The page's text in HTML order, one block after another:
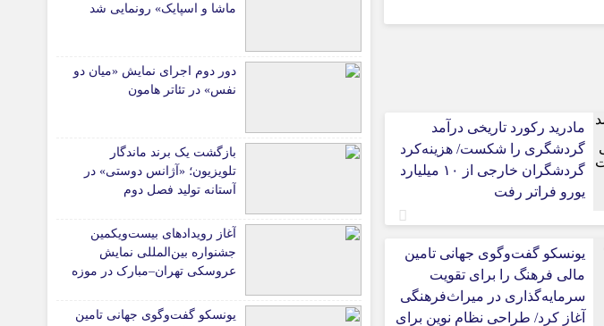
مادرید رکورد تاریخی درآمد
گردشگری را شکست/ هزینه‌کرد
گردشگران خارجی از ۱۰ میلیارد
یورو فراتر رفت
یونسکو گفت‌وگوی جهانی تامین
مالی فرهنگ را برای تقویت
سرمایه‌گذاری در میراث‌فرهنگی
آغاز کرد/ طراحی نظام نوین برای
ماشا و اسپایک» رونمایی شد
دور دوم اجرای نمایش «میان دو
نفس» در تئاتر هامون
بازگشت یک برند ماندگار
تلویزیون؛ «آژانس دوستی» در
آستانه تولید فصل دوم
آغاز رویدادهای بیست‌ویکمین
جشنواره بین‌المللی نمایش
عروسکی تهران–مبارک در موزه
یونسکو گفت‌وگوی جهانی تامین